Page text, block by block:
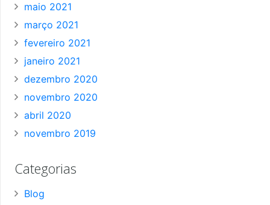
maio 2021
março 2021
fevereiro 2021
janeiro 2021
dezembro 2020
novembro 2020
abril 2020
novembro 2019
Categorias
Blog